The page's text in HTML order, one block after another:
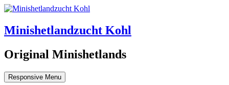
Minishetlandzucht Kohl
Original Minishetlands
Responsive Menu